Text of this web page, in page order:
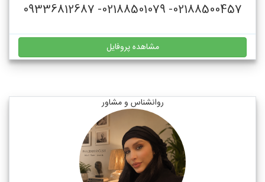
02188500457- 02188501079- 09336812687
مشاهده پروفایل
روانشناس و مشاور